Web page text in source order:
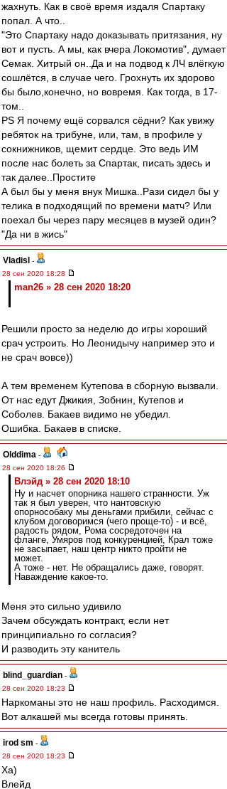
жахнуть. Как в своё время издаля Спартаку
попал. А что..
"Это Спартаку надо доказывать притязания, ну
вот и пусть. А мы, как вчера Локомотив", думает
Семак. Хитрый он..Да и на подвод к ЛЧ влёгкую
сошлётся, в случае чего. Грохнуть их здорово
бы было,конечно, но вовремя. Как тогда, в 17-
том..
PS Я почему ещё сорвался сёдни? Как увижу
ребяток на трибуне, или, там, в профиле у
сокнижников, щемит сердце. Это ведь ИМ
после нас болеть за Спартак, писать здесь и
так далее..Простите
А был бы у меня внук Мишка..Рази сидел бы у
телика в подходящий по времени матч? Или
поехал бы через пару месяцев в музей один?
"Да ни в жись"
Vladisl
-
28 сен 2020 18:28
man26 » 28 сен 2020 18:20
Решили просто за неделю до игры хороший
срач устроить. Но Леонидычу например это и
не срач вовсе))
А тем временем Кутепова в сборную вызвали.
От нас едут Джикия, Зобнин, Кутепов и
Соболев. Бакаев видимо не убедил.
Ошибка. Бакаев в списке.
Olddima -
28 сен 2020 18:26
Влэйд » 28 сен 2020 18:10
Ну и насчет опорника нашего странности. Уж
так я был уверен, что нантовскую
опорнособаку мы деньгами прибили, сейчас с
клубом договоримся (чего проще-то) - и всё,
радость рядом, Рома сосредоточен на
фланге, Умяров под конкуренцией, Крал тоже
не засыпает, наш центр никто пройти не
может.
А тоже - нет. Не обращались даже, говорят.
Наваждение какое-то.
Меня это сильно удивило
Зачем обсуждать контракт, если нет
принципиально го согласия?
И разводить эту канитель
blind_guardian -
28 сен 2020 18:23
Наркоманы это не наш профиль. Расходимся.
Вот алкашей мы всегда готовы принять.
irod sm -
28 сен 2020 18:23
Ха)
Влейд